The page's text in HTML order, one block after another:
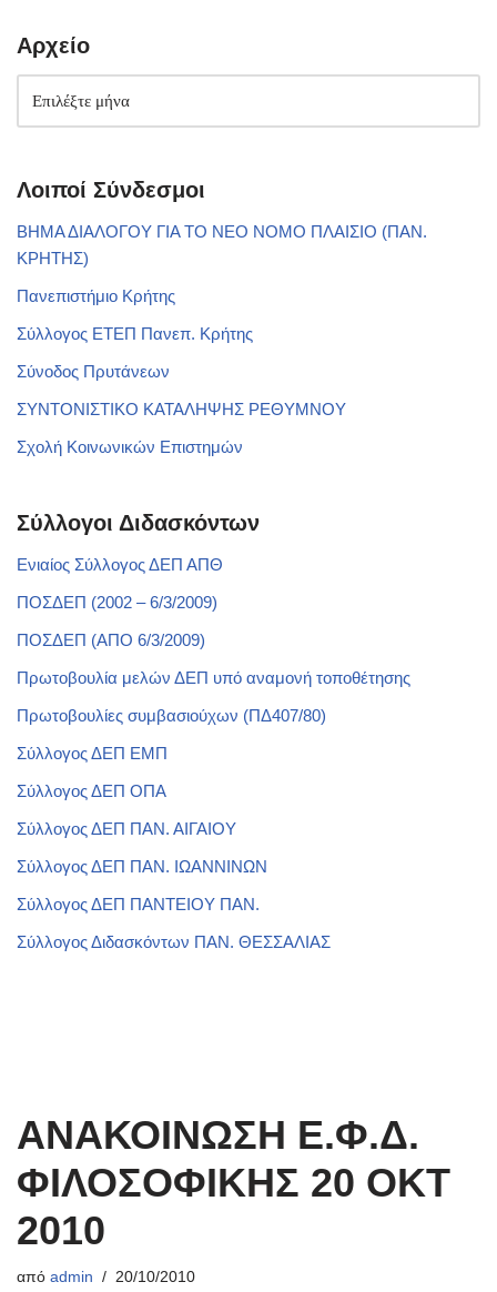
Αρχείο
Λοιποί Σύνδεσμοι
ΒΗΜΑ ΔΙΑΛΟΓΟΥ ΓΙΑ ΤΟ ΝΕΟ ΝΟΜΟ ΠΛΑΙΣΙΟ (ΠΑΝ.
ΚΡΗΤΗΣ)
Πανεπιστήμιο Κρήτης
Σύλλογος ΕΤΕΠ Πανεπ. Κρήτης
Σύνοδος Πρυτάνεων
ΣΥΝΤΟΝΙΣΤΙΚΟ ΚΑΤΑΛΗΨΗΣ ΡΕΘΥΜΝΟΥ
Σχολή Κοινωνικών Επιστημών
Σύλλογοι Διδασκόντων
Ενιαίος Σύλλογος ΔΕΠ ΑΠΘ
ΠΟΣΔΕΠ (2002 – 6/3/2009)
ΠΟΣΔΕΠ (ΑΠΟ 6/3/2009)
Πρωτοβουλία μελών ΔΕΠ υπό αναμονή τοποθέτησης
Πρωτοβουλίες συμβασιούχων (ΠΔ407/80)
Σύλλογος ΔΕΠ ΕΜΠ
Σύλλογος ΔΕΠ ΟΠΑ
Σύλλογος ΔΕΠ ΠΑΝ. ΑΙΓΑΙΟΥ
Σύλλογος ΔΕΠ ΠΑΝ. ΙΩΑΝΝΙΝΩΝ
Σύλλογος ΔΕΠ ΠΑΝΤΕΙΟΥ ΠΑΝ.
Σύλλογος Διδασκόντων ΠΑΝ. ΘΕΣΣΑΛΙΑΣ
ΑΝΑΚΟΙΝΩΣΗ Ε.Φ.Δ.
ΦΙΛΟΣΟΦΙΚΗΣ 20 ΟΚΤ
2010
από admin 20/10/2010